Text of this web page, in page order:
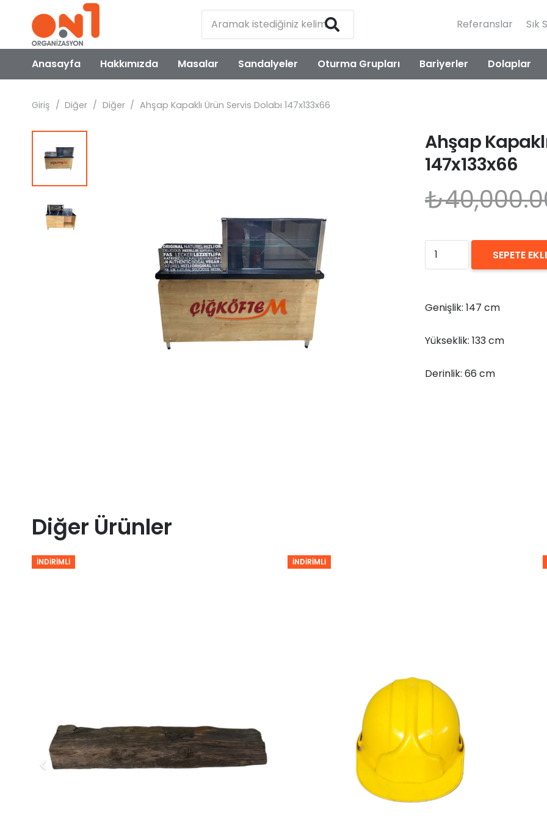
Referanslar Sık
Anasayfa Hakkımızda Masalar Sandalyeler Oturma Grupları Bariyerler Dolaplar
Giriş / Diğer / Diğer / Ahşap Kapaklı Ürün Servis Dolabı 147x133x66
Ahşap
147x133x66
₺
Ahşap
Kapaklı
Servis
147x133x66
SEPETE
Genişlik: 147 cm
Yükseklik: 133 cm
Derinlik: 66 cm
Diğer Ürünler
İNDIRIMLI İNDIRIMLI